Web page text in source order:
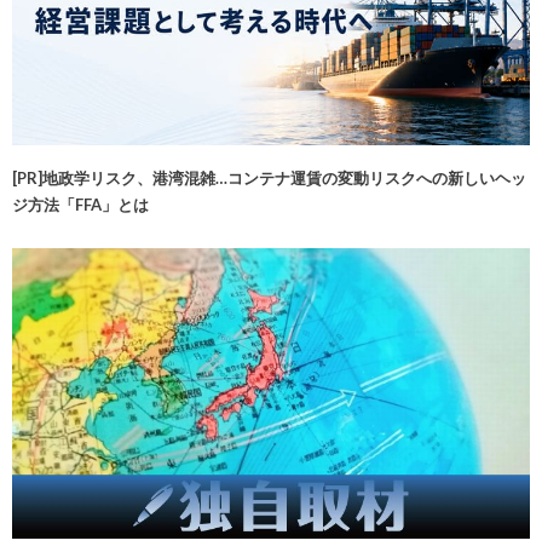
[PR]地政学リスク、港湾混雑…コンテナ運賃の変動リスクへの新しいヘッ
ジ方法「FFA」とは